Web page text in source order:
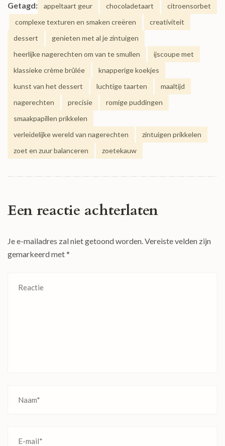
Getagd: appeltaart geur chocoladetaart
citroensorbet
complexe texturen en smaken creëren
creativiteit
dessert
genieten met al je zintuigen
heerlijke nagerechten om van te smullen
ijscoupe met
klassieke crème brûlée
knapperige koekjes
kunst van het dessert
luchtige taarten
maaltijd
nagerechten
precisie
romige puddingen
smaakpapillen prikkelen
verleidelijke wereld van nagerechten
zintuigen prikkelen
zoet en zuur balanceren
zoetekauw
Een reactie achterlaten
Je e-mailadres zal niet getoond worden.Vereiste velden zijn
gemarkeerd met*